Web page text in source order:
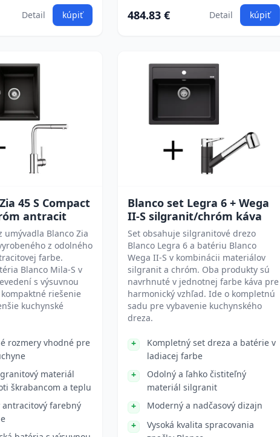
Detail kúpiť 484.83 € Detail kúpiť
45 S Compact
antracit
umývadla Blanco Zia
z odolného
farbe.
Blanco Mila-S v
s výsuvnou
riešenie
kuchynské
rozmery vhodné pre
materiál
škrabancom a teplu
antracitový farebný
Blanco set Legra 6 + Wega
II-S silgranit/chróm káva
Set obsahuje silgranitové drezo
Blanco Legra 6 a batériu Blanco
Wega II-S v kombinácii materiálov
silgranit a chróm. Oba produkty sú
navrhnuté v jednotnej farbe káva pre
harmonický vzhľad. Ide o kompletnú
sadu pre vybavenie kuchynského
dreza.
Kompletný set dreza a batérie v
ladiacej farbe
Odolný a ľahko čistiteľný
materiál silgranit
Moderný a nadčasový dizajn
Vysoká kvalita spracovania